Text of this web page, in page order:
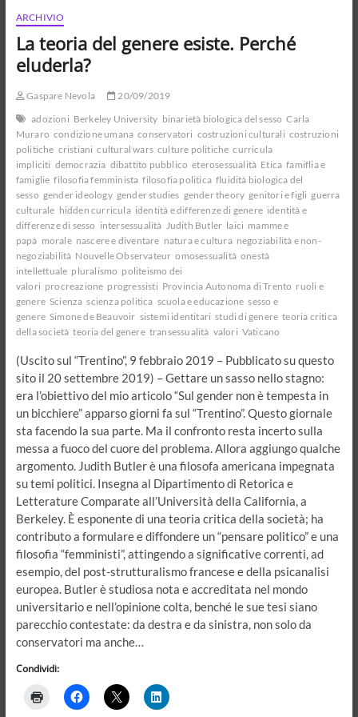
per
la
democrazia
oggi?
ARCHIVIO
La teoria del genere esiste. Perché
eluderla?
Gaspare Nevola
20/09/2019
adozioni Berkeley University binarietà biologica del sesso Carla
Muraro condizione umana conservatori costruzioni culturali costruzioni
politiche cristiani cultural wars culture politiche curricula
impliciti democrazia dibattito pubblico eterosessualità Etica famiflia e
famiglie filosofia femminista filosofia politica fluidità biologica del
sesso gender ideology gender studies gender theory genitori e figli guerra
culturale hidden curricula identità e differenze di genere identità e
differenze di sesso intersessualità Judith Butler laici mamme e
papà morale nascere e diventare natura e cultura negoziabilità e non-
negoziabilità Nouvelle Observateur omosessualità onestà
intellettuale pluralismo politeismo dei
valori procreazione progressisti Provincia Autonoma di Trento ruoli e
genere Scienza scienza politica scuola e educazione sesso e
genere Simone de Beauvoir sistemi identitari studi di genere teoria critica
della società teoria del genere transessualità valori Vaticano
(Uscito sul “Trentino”, 9 febbraio 2019 – Pubblicato su questo
sito il 20 settembre 2019) – Gettare un sasso nello stagno:
era l’obiettivo del mio articolo “Sul gender non è tempesta in
un bicchiere” apparso giorni fa sul “Trentino”. Questo giornale
sta facendo la sua parte. Ma il confronto resta incerto sulla
messa a fuoco del cuore del problema. Allora aggiungo qualche
argomento. Judith Butler è una filosofa americana impegnata
su temi politici. Insegna al Dipartimento di Retorica e
Letterature Comparate all’Università della California, a
Berkeley. È esponente di una teoria critica della società; ha
contributo a formulare e diffondere un “pensare politico” e una
filosofia “femministi”, attingendo a significative correnti, ad
esempio, del post-strutturalismo francese e della psicanalisi
europea. Butler è studiosa nota e accreditata nel mondo
universitario e nell’opinione colta, benché le sue tesi siano
parecchio contestate: da destra e da sinistra, non solo da
conservatori ma anche…
Condividi: